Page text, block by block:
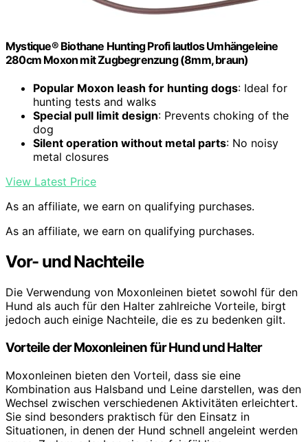
Mystique® Biothane Hunting Profi lautlos Umhängeleine
280cm Moxon mit Zugbegrenzung (8mm, braun)
Popular Moxon leash for hunting dogs: Ideal for
hunting tests and walks
Special pull limit design: Prevents choking of the
dog
Silent operation without metal parts: No noisy
metal closures
View Latest Price
As an affiliate, we earn on qualifying purchases.
As an affiliate, we earn on qualifying purchases.
Vor- und Nachteile
Die Verwendung von Moxonleinen bietet sowohl für den
Hund als auch für den Halter zahlreiche Vorteile, birgt
jedoch auch einige Nachteile, die es zu bedenken gilt.
Vorteile der Moxonleinen für Hund und Halter
Moxonleinen bieten den Vorteil, dass sie eine
Kombination aus Halsband und Leine darstellen, was den
Wechsel zwischen verschiedenen Aktivitäten erleichtert.
Sie sind besonders praktisch für den Einsatz in
Situationen, in denen der Hund schnell angeleint werden